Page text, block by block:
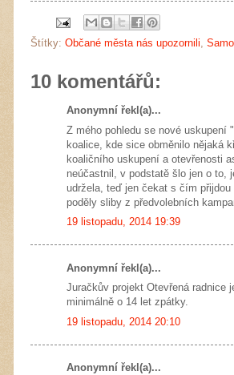
Štítky: Občané města nás upozornili,
10 komentářů:
Anonymní řekl(a)...
Z mého pohledu se nové uskupení
koalice, kde sice obměnilo nějaká
koaličního uskupení a otevřenosti
neúčastnil, v podstatě šlo jen o to,
udržela, teď jen čekat s čím
poděly sliby z předvolebních
19 listopadu, 2014 19:39
Anonymní řekl(a)...
Juračkův projekt Otevřená radnice
minimálně o 14 let zpátky.
19 listopadu, 2014 20:10
Anonymní řekl(a)...